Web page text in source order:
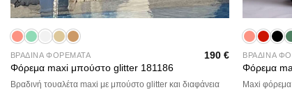
+
ΒΡΑΔΙΝΑ ΦΟΡΕΜΑΤΑ
Φόρεμα maxi μπούστο glitter 181186
190 €
Βραδινή τουαλέτα maxi με μπούστο glitter και διαφάνεια
+
ΒΡΑΔΙΝΑ
Φόρεμα
Maxi